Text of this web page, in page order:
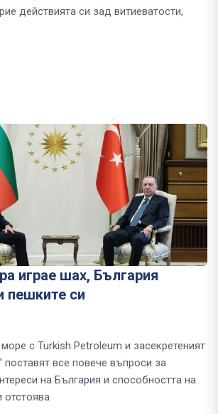
действията си зад витиеватости,
играе шах, България
пешките си
с Turkish Petroleum и засекретеният
поставят все повече въпроси за
на България и способността на
отстоява